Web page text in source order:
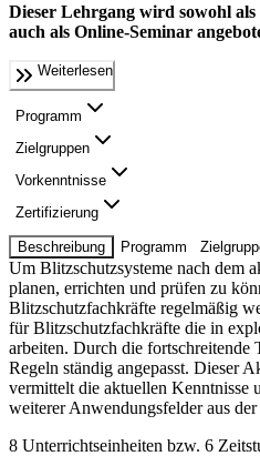
Dieser Lehrgang wird sowohl
auch als Online-Seminar
Weiterlesen
Programm
Zielgruppen
Vorkenntnisse
Zertifizierung
Beschreibung Programm
Um Blitzschutzsysteme nach dem
planen, errichten und prüfen zu
Blitzschutzfachkräfte regelmäßig
für Blitzschutzfachkräfte die in
arbeiten. Durch die fortschreitende
Regeln ständig angepasst. Dieser
vermittelt die aktuellen Kenntnisse
weiterer Anwendungsfelder aus der
8 Unterrichtseinheiten bzw. 6